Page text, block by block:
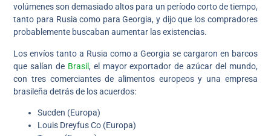
volúmenes son demasiado altos para un período corto de tiempo,
tanto para Rusia como para Georgia, y dijo que los compradores
probablemente buscaban aumentar las existencias.
Los envíos tanto a Rusia como a Georgia se cargaron en barcos
que salían de Brasil, el mayor exportador de azúcar del mundo,
con tres comerciantes de alimentos europeos y una empresa
brasileña detrás de los acuerdos:
Sucden (Europa)
Louis Dreyfus Co (Europa)